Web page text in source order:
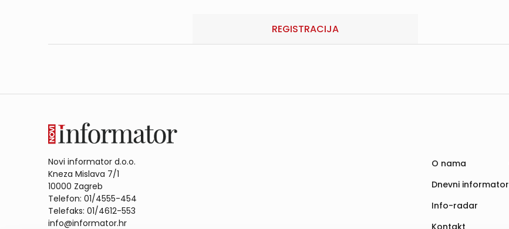
REGISTRACIJA
Novi informator d.o.o.
Kneza Mislava 7/1
10000 Zagreb
Telefon: 01/4555-454
Telefaks: 01/4612-553
info@informator.hr
O nama
Dnevni informator
Info-radar
Kontakt